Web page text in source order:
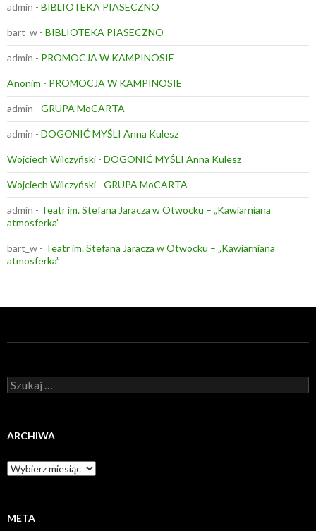
admin - BIBLIOTEKA PIASECZNO
bart_w - BIBLIOTEKA PIASECZNO
admin - PROMOCJA W KAMPINOSIE
Anonim - PROMOCJA W KAMPINOSIE
admin - GRUPA MoCARTA
admin - DOGONIĆ MYŚLI Anna Kulesz
Wojciech Wilczyński - DOGONIĆ MYŚLI Anna Kulesz
Wojciech Wilczyński - GRUPA MoCARTA
admin - Teatr im. Stefana Jaracza w Otwocku – „Kawiarniana
atmosferka”
bart_w - Teatr im. Stefana Jaracza w Otwocku – „Kawiarniana
atmosferka”
Szukaj:
ARCHIWA
Archiwa
META